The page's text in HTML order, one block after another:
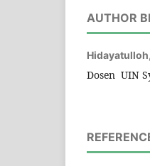
AUTHOR
Hidayatulloh,
Dosen UIN